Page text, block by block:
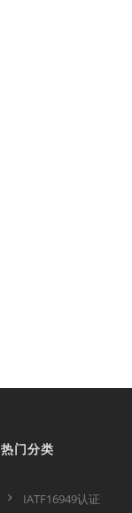
热门分类
IATF16949认证